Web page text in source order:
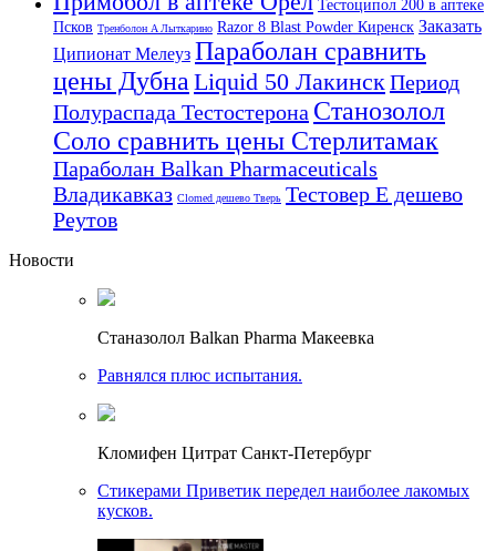
Тестоципол 200 в аптеке
Псков Тренболон A Лыткарино Razor 8 Blast Powder Киренск Заказать
Ципионат Мелеуз Параболан сравнить
цены Дубна Liquid 50 Лакинск Период
Полураспада Тестостерона Станозолол
Соло сравнить цены Стерлитамак
Параболан Balkan Pharmaceuticals
Владикавказ Clomed дешево Тверь Тестовер Е дешево
Реутов
Новости
Станазолол Balkan Pharma Макеевка
Равнялся плюс испытания.
Кломифен Цитрат Санкт-Петербург
Стикерами Приветик передел наиболее лакомых
кусков.